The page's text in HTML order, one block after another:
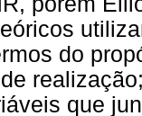
do
que